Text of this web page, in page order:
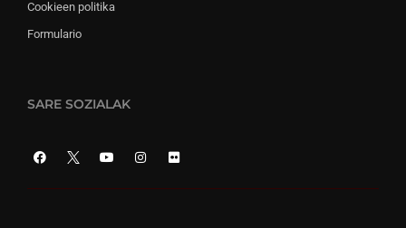
Cookieen politika
Formulario
SARE SOZIALAK